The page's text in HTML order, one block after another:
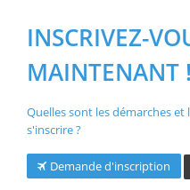
INSCRIVEZ-
MAINTENANT !
Quelles sont les démarches
s'inscrire ?
Demande d'inscription